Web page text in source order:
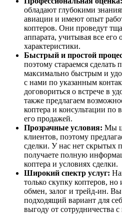
обладают глубокими
авиации и имеют опыт
коптеров. Они проведут
аппарата, учитывая все его
характеристики.
Быстрый и простой
поэтому стараемся сделать
максимально быстрым и
с нами по указанным
договориться о встрече в
также предлагаем
коптера и консультации по
его продажей.
Прозрачные условия: Мы
клиентов, поэтому
сделки. У нас нет скрытых
получаете полную
коптера и условиях сделки.
Широкий спектр услуг:
только скупку коптеров, но
обмен, залог и трейд-ин.
подходящий вариант для
выгоду от сотрудничества